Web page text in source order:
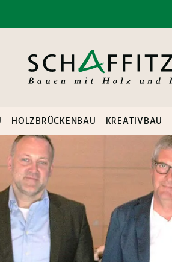
HOLZBRÜCKENBAU KREATIVBAU